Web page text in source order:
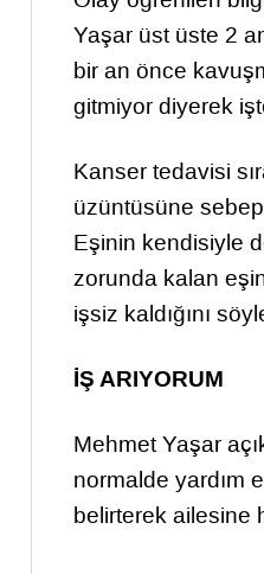
Yaşar üst üste 2
bir an önce
gitmiyor diyerek
Kanser tedavisi
üzüntüsüne
Eşinin kendisiyle
zorunda kalan
işsiz kaldığını
İŞ ARIYORUM
Mehmet Yaşar
normalde yardım
belirterek ailesine